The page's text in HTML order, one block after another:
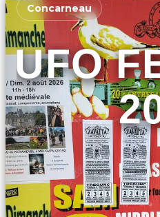
Concarneau
UFO